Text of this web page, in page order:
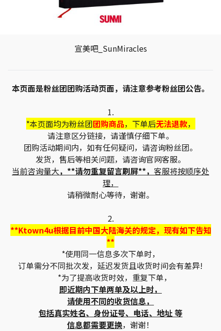
宣美吧_SunMiracles
本页面是粉丝团团购活动页面，请注意参考粉丝团公告。
1.
*本页面均为粉丝团团购商品，下单后无法退款，
请注意区分链接，请谨慎仔细下单。
团购活动期间内，如有任何疑问，请咨询粉丝团。
发货，售后等相关问题，请咨询官网客服。
当前咨询量大，**请勿重复留言刷屏**， 客服将按顺序处
理，
请稍微耐心等待，谢谢。
2.
**Ktown4u根据目前中国大陆海关的规定，现有如下告知
**
*使用同一信息多次下单时，
订单需分不同批次发，延迟发货且收货时间会有差异!
*为了提高收货时效，重复下单，
即近期内下单两单及以上时，
请使用不同的收货信息，
包括真实姓名、身份证号、电话、地址 等
信息都需要更换，谢谢！